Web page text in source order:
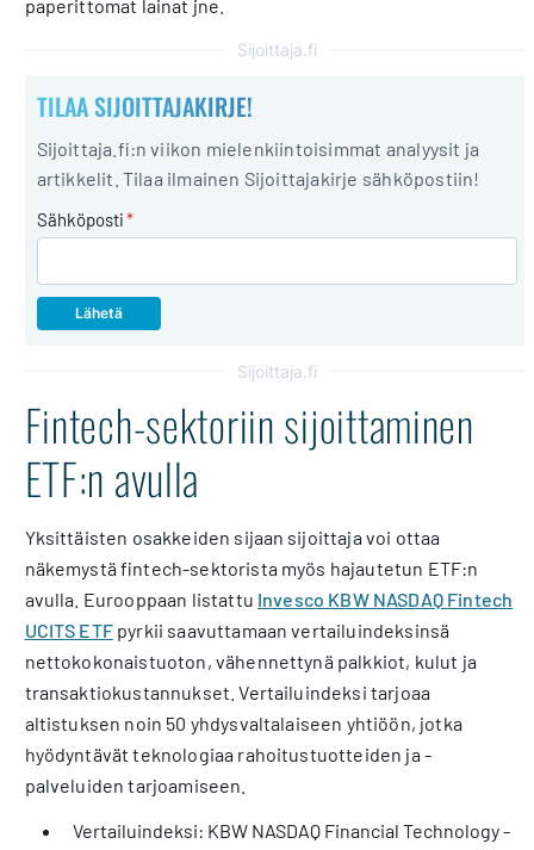
paperittomat lainat jne.
Sijoittaja.fi
TILAA SIJOITTAJAKIRJE!
Sijoittaja.fi:n viikon mielenkiintoisimmat analyysit ja
artikkelit. Tilaa ilmainen Sijoittajakirje sähköpostiin!
Sähköposti*
Sijoittaja.fi
Fintech-sektoriin sijoittaminen
ETF:n avulla
Yksittäisten osakkeiden sijaan sijoittaja voi ottaa
näkemystä fintech-sektorista myös hajautetun ETF:n
avulla. Eurooppaan listattu Invesco KBW NASDAQ Fintech
UCITS ETFpyrkii saavuttamaan vertailuindeksinsä
nettokokonaistuoton, vähennettynä palkkiot, kulut ja
transaktiokustannukset. Vertailuindeksi tarjoaa
altistuksen noin 50 yhdysvaltalaiseen yhtiöön, jotka
hyödyntävät teknologiaa rahoitustuotteiden ja -
palveluiden tarjoamiseen.
Vertailuindeksi: KBW NASDAQ Financial Technology -